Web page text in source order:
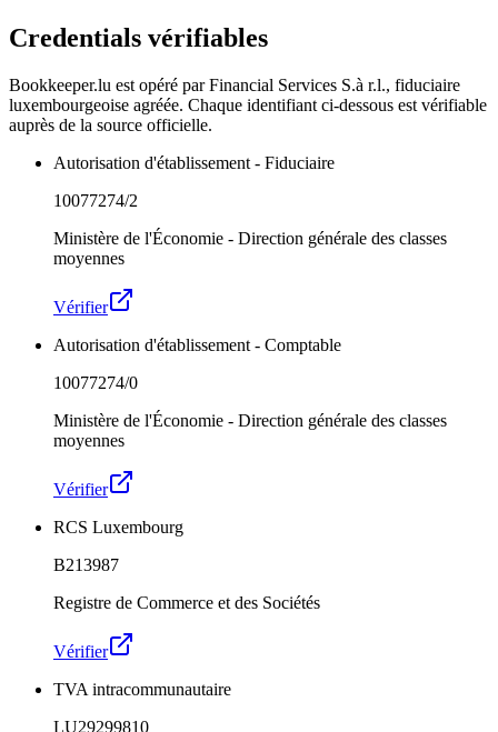
Credentials vérifiables
Bookkeeper.lu est opéré par Financial Services S.à r.l., fiduciaire
luxembourgeoise agréée. Chaque identifiant ci-dessous est vérifiable
auprès de la source officielle.
Autorisation d'établissement - Fiduciaire
10077274/2
Ministère de l'Économie - Direction générale des classes
moyennes
Vérifier
Autorisation d'établissement - Comptable
10077274/0
Ministère de l'Économie - Direction générale des classes
moyennes
Vérifier
RCS Luxembourg
B213987
Registre de Commerce et des Sociétés
Vérifier
TVA intracommunautaire
LU29299810